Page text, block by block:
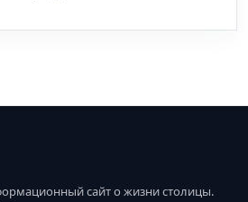
сайт о жизни столицы.